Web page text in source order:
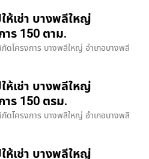
ห้เช่า บางพลีใหญ่
ร 150 ตาม.
ดโครงการ บางพลีใหญ่ อำเภอบางพลี
ห้เช่า บางพลีใหญ่
ร 150 ตรม.
ดโครงการ บางพลีใหญ่ อำเภอบางพลี
ห้เช่า บางพลีใหญ่